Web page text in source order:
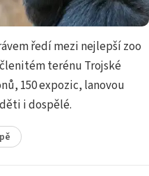
ředí mezi nejlepší zoo
členitém terénu Trojské
150 expozic, lanovou
i dospělé.